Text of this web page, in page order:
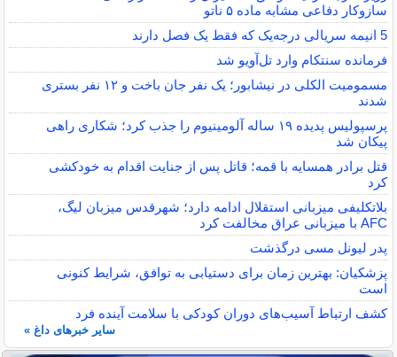
سازوکار دفاعی مشابه ماده ۵ ناتو
5 انیمه سریالی درجه‌یک که فقط یک فصل دارند
فرمانده سنتکام وارد تل‌آویو شد
مسمومیت الکلی در نیشابور؛ یک نفر جان باخت و ۱۲ نفر بستری
شدند
پرسپولیس پدیده ۱۹ ساله آلومینیوم را جذب کرد؛ شکاری راهی
پیکان شد
قتل برادر همسایه با قمه؛ قاتل پس از جنایت اقدام به خودکشی
کرد
بلاتکلیفی میزبانی استقلال ادامه دارد؛ شهرقدس میزبان لیگ،
AFC با میزبانی عراق مخالفت کرد
پدر لیونل مسی درگذشت
پزشکیان: بهترین زمان برای دستیابی به توافق، شرایط کنونی
است
کشف ارتباط آسیب‌های دوران کودکی با سلامت آینده فرد
سایر خبرهای داغ »